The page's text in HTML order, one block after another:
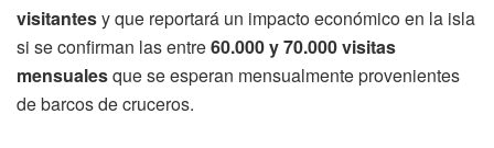
visitantesy que reportará un impacto económico en la isla
si se confirman las entre60.000 y 70.000 visitas
mensualesque se esperan mensualmente provenientes
de barcos de cruceros.